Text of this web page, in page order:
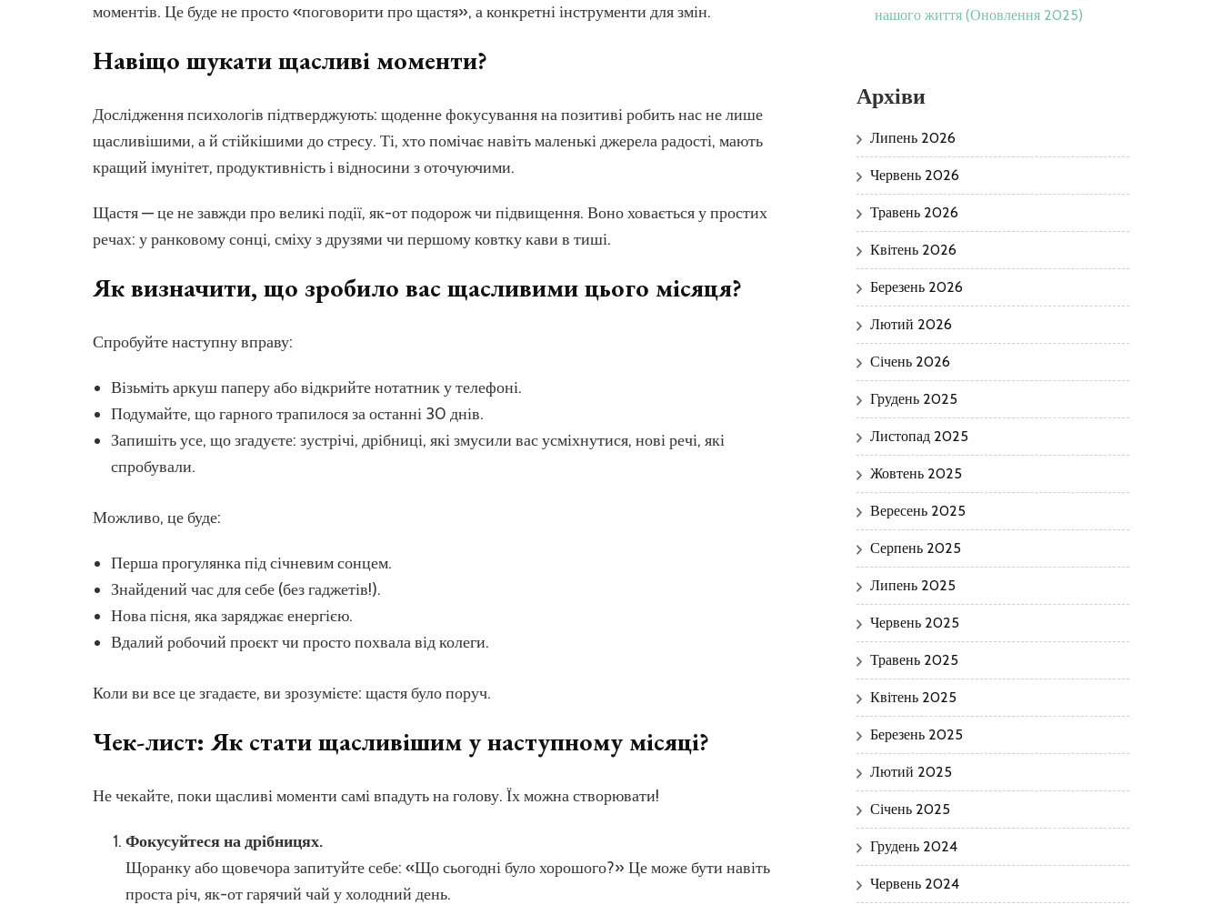
моментів. Це буде не просто «поговорити про щастя», а конкретні інструменти для змін.
Навіщо шукати щасливі моменти?
Дослідження психологів підтверджують: щоденне фокусування на позитиві робить нас не лише
щасливішими, а й стійкішими до стресу. Ті, хто помічає навіть маленькі джерела радості, мають
кращий імунітет, продуктивність і відносини з оточуючими.
Щастя — це не завжди про великі події, як-от подорож чи підвищення. Воно ховається у простих
речах: у ранковому сонці, сміху з друзями чи першому ковтку кави в тиші.
Як визначити, що зробило вас щасливими цього місяця?
Спробуйте наступну вправу:
Візьміть аркуш паперу або відкрийте нотатник у телефоні.
Подумайте, що гарного трапилося за останні 30 днів.
Запишіть усе, що згадуєте: зустрічі, дрібниці, які змусили вас усміхнутися, нові речі, які
спробували.
Можливо, це буде:
Перша прогулянка під січневим сонцем.
Знайдений час для себе (без гаджетів!).
Нова пісня, яка заряджає енергією.
Вдалий робочий проєкт чи просто похвала від колеги.
Коли ви все це згадаєте, ви зрозумієте: щастя було поруч.
Чек-лист: Як стати щасливішим у наступному місяці?
Не чекайте, поки щасливі моменти самі впадуть на голову. Їх можна створювати!
Фокусуйтеся на дрібницях.
Щоранку або щовечора запитуйте себе: «Що сьогодні було хорошого?» Це може бути навіть
проста річ, як-от гарячий чай у холодний день.
нашого життя (Оновлення 2025)
Архіви
Липень 2026
Червень 2026
Травень 2026
Квітень 2026
Березень 2026
Лютий 2026
Січень 2026
Грудень 2025
Листопад 2025
Жовтень 2025
Вересень 2025
Серпень 2025
Липень 2025
Червень 2025
Травень 2025
Квітень 2025
Березень 2025
Лютий 2025
Січень 2025
Грудень 2024
Червень 2024